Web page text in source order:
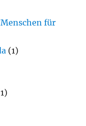
für
(1)